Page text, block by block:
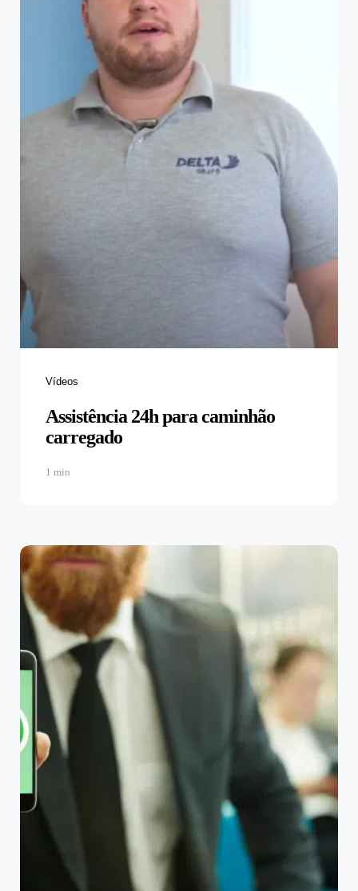
Vídeos
Assistência 24h para caminhão
carregado
1 min